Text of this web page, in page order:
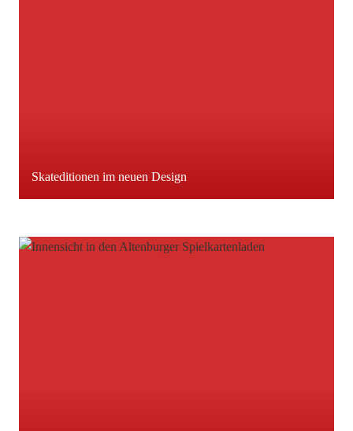
Skateditionen im neuen Design